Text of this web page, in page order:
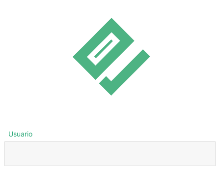
Usuario